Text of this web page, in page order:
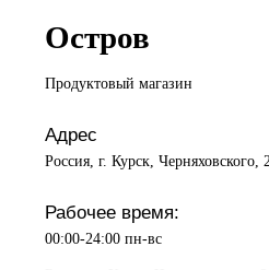
Остров
Продуктовый магазин
Адрес
Россия, г. Курск, Черняховского,
Рабочее время:
00:00-24:00 пн-вс